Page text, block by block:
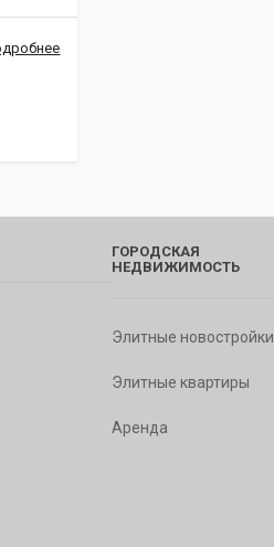
ГОРОДСКАЯ
НЕДВИЖИМОСТЬ
Элитные новостройки
Элитные квартиры
Аренда